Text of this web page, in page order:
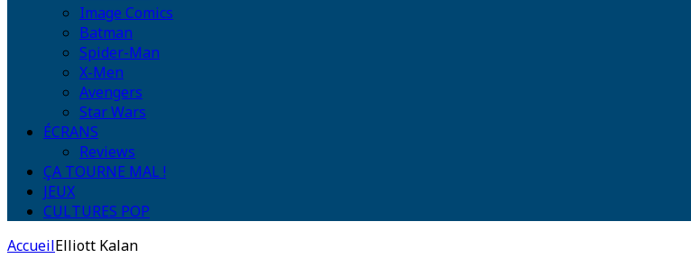
Image Comics
Batman
Spider-Man
X-Men
Avengers
Star Wars
ÉCRANS
Reviews
ÇA TOURNE MAL !
JEUX
CULTURES POP
AccueilElliott Kalan